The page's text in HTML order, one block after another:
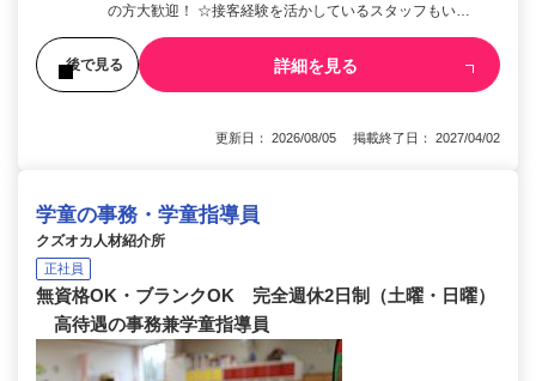
の方大歓迎！ ☆接客経験を活かしているスタッフもい…
後で見る 詳細を見る
更新日： 2026/08/05 掲載終了日： 2027/04/02
学童の事務・学童指導員
クズオカ人材紹介所
正社員
無資格OK・ブランクOK 完全週休2日制（土曜・日曜）
高待遇の事務兼学童指導員